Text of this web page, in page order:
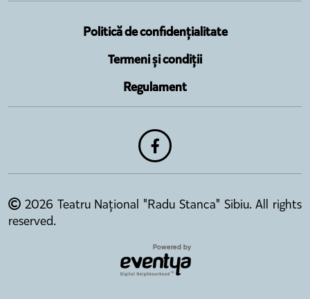
Politică de confidențialitate
Termeni și condiții
Regulament
2026 Teatru Național "Radu Stanca" Sibiu. All rights
reserved.